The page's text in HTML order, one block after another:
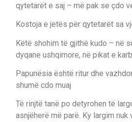
qytetarët e saj – më pak se çdo
Kostoja e jetës për qytetarët sa
Këtë shohim të gjithë kudo – në
dyqane ushqimore, në pikat e
Papunësia është ritur dhe
shumë cdo muaj
Të rinjtë tanë po detyrohen të
asnjëherë më parë. Ky largim nuk